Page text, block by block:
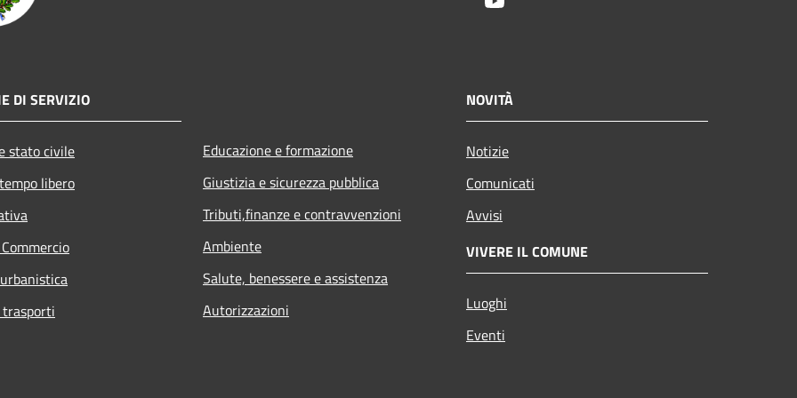
DI SERVIZIO
stato civile
libero
Educazione e formazione
Giustizia e sicurezza pubblica
Tributi,finanze e contravvenzioni
Ambiente
Salute, benessere e assistenza
Autorizzazioni
NOVITÀ
Notizie
Comunicati
Avvisi
VIVERE IL COMUNE
Luoghi
Eventi